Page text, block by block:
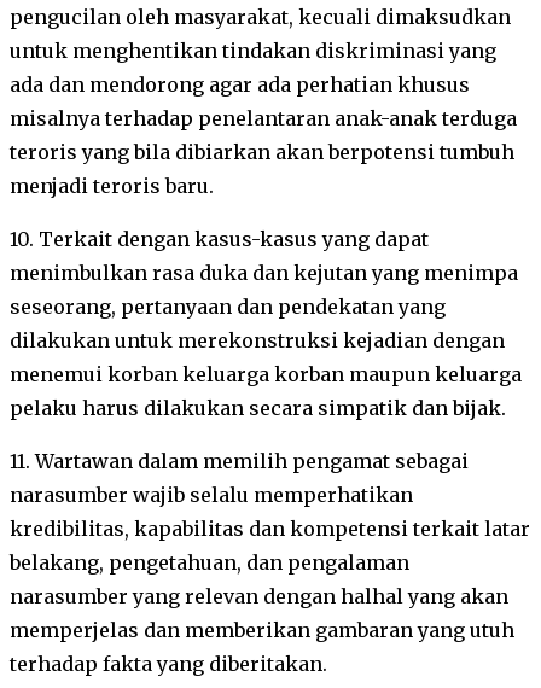
pengucilan oleh masyarakat, kecuali dimaksudkan
untuk menghentikan tindakan diskriminasi yang
ada dan mendorong agar ada perhatian khusus
misalnya terhadap penelantaran anak-anak terduga
teroris yang bila dibiarkan akan berpotensi tumbuh
menjadi teroris baru.
10. Terkait dengan kasus-kasus yang dapat
menimbulkan rasa duka dan kejutan yang menimpa
seseorang, pertanyaan dan pendekatan yang
dilakukan untuk merekonstruksi kejadian dengan
menemui korban keluarga korban maupun keluarga
pelaku harus dilakukan secara simpatik dan bijak.
11. Wartawan dalam memilih pengamat sebagai
narasumber wajib selalu memperhatikan
kredibilitas, kapabilitas dan kompetensi terkait latar
belakang, pengetahuan, dan pengalaman
narasumber yang relevan dengan halhal yang akan
memperjelas dan memberikan gambaran yang utuh
terhadap fakta yang diberitakan.